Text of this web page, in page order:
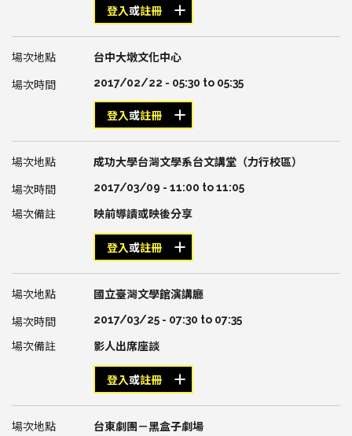
登入或註冊
台中大墩文化中心
2017/02/22 - 05:30 to 05:35
登入或註冊
成功大學台灣文學系台文講堂（力行校區）
2017/03/09 - 11:00 to11:05
映前導讀或映後分享
登入或註冊
國立臺灣文學館演講廳
2017/03/25 - 07:30 to 07:35
影人出席座談
登入或註冊
台東劇團－黑盒子劇場